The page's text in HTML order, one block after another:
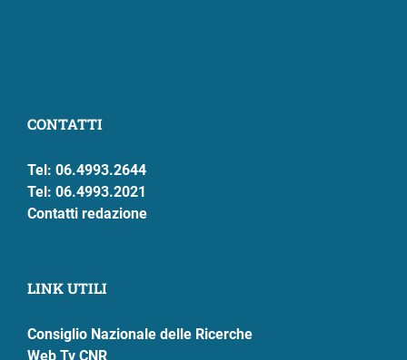
CONTATTI
Tel: 06.4993.2644
Tel: 06.4993.2021
Contatti redazione
LINK UTILI
Consiglio Nazionale delle Ricerche
Web Tv CNR